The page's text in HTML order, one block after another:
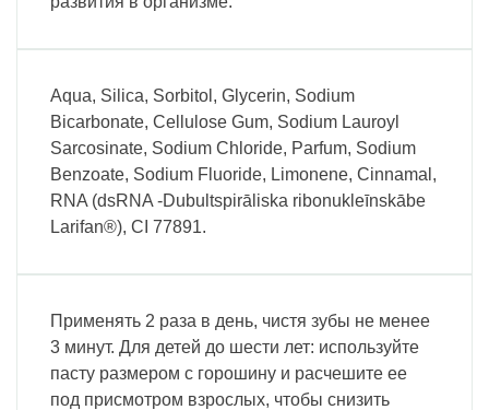
Aqua, Silica, Sorbitol, Glycerin, Sodium
Bicarbonate, Cellulose Gum, Sodium Lauroyl
Sarcosinate, Sodium Chloride, Parfum, Sodium
Benzoate, Sodium Fluoride, Limonene, Cinnamal,
RNA (dsRNA -Dubultspirāliska ribonukleīnskābe
Larifan®), CI 77891.
Применять 2 раза в день, чистя зубы не менее
3 минут. Для детей до шести лет: используйте
пасту размером с горошину и расчешите ее
под присмотром взрослых, чтобы снизить